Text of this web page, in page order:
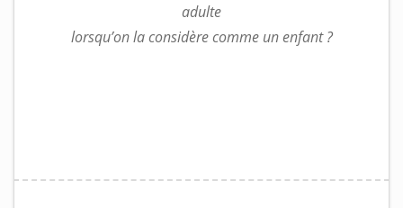
adulte
lorsqu’on la considère comme un enfant ?